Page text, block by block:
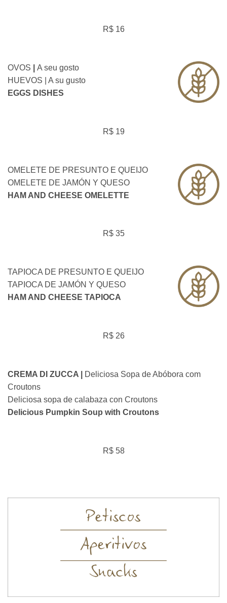
R$ 16
OVOS
A seu gosto
HUEVOS | A su gusto
EGGS DISHES
R$ 19
OMELETE DE PRESUNTO E QUEIJO
OMELETE DE JAMÓN Y QUESO
HAM AND CHEESE OMELETTE
R$ 35
TAPIOCA DE PRESUNTO E QUEIJO
TAPIOCA DE JAMÓN Y QUESO
HAM AND CHEESE TAPIOCA
R$ 26
CREMA DI ZUCCA |
Deliciosa Sopa de Abóbora com
Croutons
Deliciosa sopa de calabaza con Croutons
Delicious Pumpkin Soup with Croutons
R$ 58